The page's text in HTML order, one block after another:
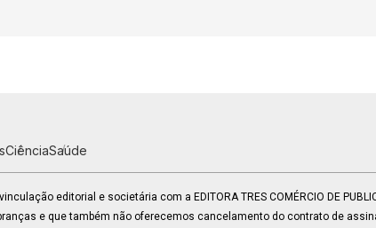
CiênciaSaúde
editorial e societária com a EDITORA TRES COMÉRCIO DE
e que também não oferecemos cancelamento do contrato de